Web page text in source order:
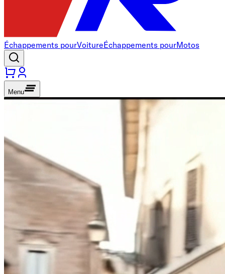
Échappements pourVoitureÉchappements pourMotos
Menu